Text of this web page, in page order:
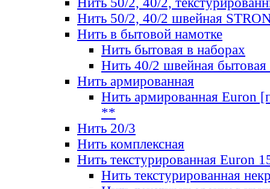
Нить 50/2, 40/2 швейная
Нить в бытовой намотке
Нить бытовая в наборах
Нить 40/2 швейная бытовая
Нить армированная
Нить армированная Euron
**
Нить 20/3
Нить комплексная
Нить текстурированная Euron
Нить текстурированная